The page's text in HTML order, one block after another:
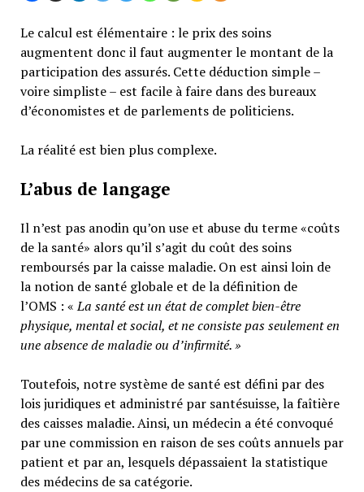
Le calcul est élémentaire : le prix des soins
augmentent donc il faut augmenter le montant de la
participation des assurés. Cette déduction simple –
voire simpliste – est facile à faire dans des bureaux
d’économistes et de parlements de politiciens.
La réalité est bien plus complexe.
L’abus de langage
Il n’est pas anodin qu’on use et abuse du terme «coûts
de la santé» alors qu’il s’agit du coût des soins
remboursés par la caisse maladie. On est ainsi loin de
la notion de santé globale et de la définition de
l’OMS : «La santé est un état de complet bien-être
physique, mental et social, et ne consiste pas seulement en
une absence de maladie ou d’infirmité.»
Toutefois, notre système de santé est défini par des
lois juridiques et administré par santésuisse, la faîtière
des caisses maladie. Ainsi, un médecin a été convoqué
par une commission en raison de ses coûts annuels par
patient et par an, lesquels dépassaient la statistique
des médecins de sa catégorie.